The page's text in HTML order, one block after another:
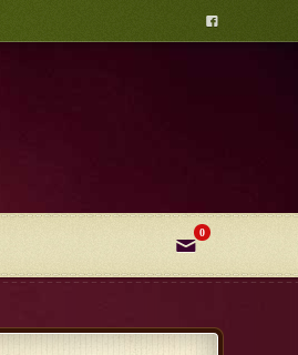

✉
0